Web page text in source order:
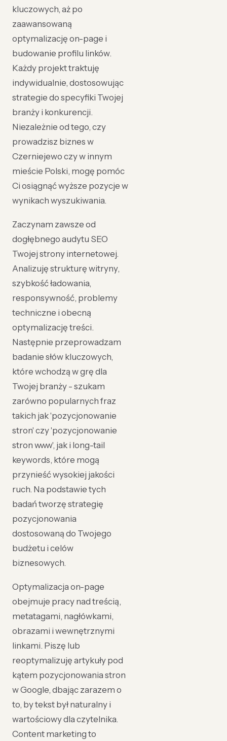
kluczowych, aż po
zaawansowaną
optymalizację on-page i
budowanie profilu linków.
Każdy projekt traktuję
indywidualnie, dostosowując
strategie do specyfiki Twojej
branży i konkurencji.
Niezależnie od tego, czy
prowadzisz biznes w
Czerniejewo czy w innym
mieście Polski, mogę pomóc
Ci osiągnąć wyższe pozycje w
wynikach wyszukiwania.
Zaczynam zawsze od
dogłębnego audytu SEO
Twojej strony internetowej.
Analizuję strukturę witryny,
szybkość ładowania,
responsywność, problemy
techniczne i obecną
optymalizację treści.
Następnie przeprowadzam
badanie słów kluczowych,
które wchodzą w grę dla
Twojej branży - szukam
zarówno popularnych fraz
takich jak 'pozycjonowanie
stron' czy 'pozycjonowanie
stron www', jak i long-tail
keywords, które mogą
przynieść wysokiej jakości
ruch. Na podstawie tych
badań tworzę strategię
pozycjonowania
dostosowaną do Twojego
budżetu i celów
biznesowych.
Optymalizacja on-page
obejmuje pracy nad treścią,
metatagami, nagłówkami,
obrazami i wewnętrznymi
linkami. Piszę lub
reoptymalizuję artykuły pod
kątem pozycjonowania stron
w Google, dbając zarazem o
to, by tekst był naturalny i
wartościowy dla czytelnika.
Content marketing to